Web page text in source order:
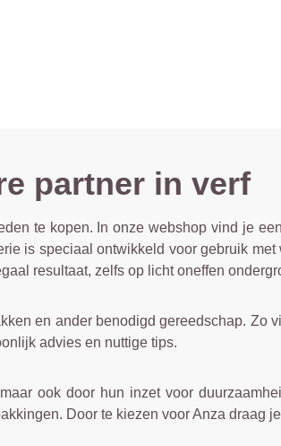
partner in verf
te kopen. In onze webshop vind je
is speciaal ontwikkeld voor gebruik
resultaat, zelfs op licht oneffen
en ander benodigd gereedschap.
advies en nuttige tips.
ook door hun inzet voor
Door te kiezen voor Anza draag